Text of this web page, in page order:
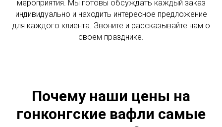
мероприятия. Мы готовы обсуждать каждый заказ
индивидуально и находить интересное предложение
для каждого клиента. Звоните и рассказывайте нам о
своем празднике.
Почему наши цены на
гонконгские вафли самые